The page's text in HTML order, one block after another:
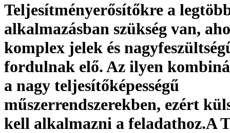
Teljesítményerősítőkre a
alkalmazásban szükség van,
komplex jelek és
fordulnak elő. Az ilyen
a nagy teljesítőképességű
műszerrendszerekben, ezért
kell alkalmazni a feladathoz.A